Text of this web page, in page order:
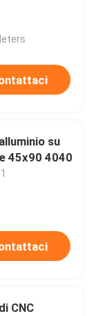
su
45x90 4040
CNC